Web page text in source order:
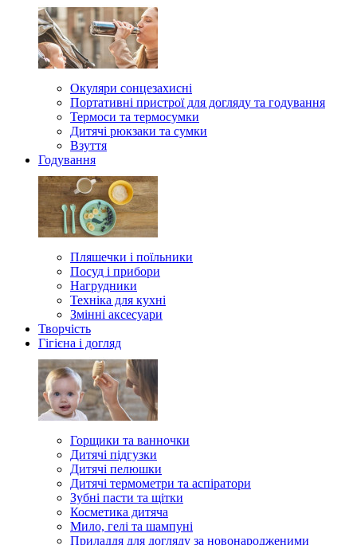
Окуляри сонцезахисні
Портативні пристрої для догляду та годування
Термоси та термосумки
Дитячі рюкзаки та сумки
Взуття
Годування
Пляшечки і поїльники
Посуд і прибори
Нагрудники
Техніка для кухні
Змінні аксесуари
Творчість
Гігієна і догляд
Горщики та ванночки
Дитячі підгузки
Дитячі пелюшки
Дитячі термометри та аспіратори
Зубні пасти та щітки
Косметика дитяча
Мило, гелі та шампуні
Приладдя для догляду за новонародженими